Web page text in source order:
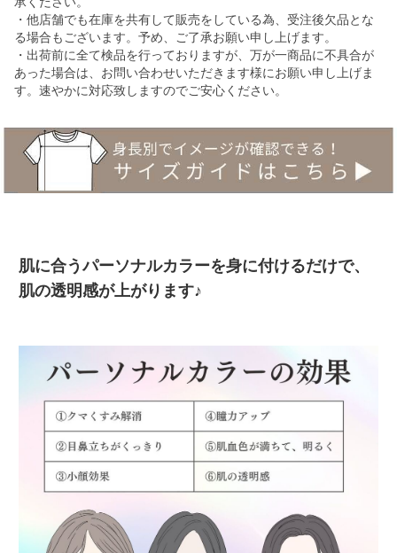
・他店舗でも在庫を共有して販売をしている為、受注後欠品とな
る場合もございます。予め、ご了承お願い申し上げます。
・出荷前に全て検品を行っておりますが、万が一商品に不具合が
あった場合は、お問い合わせいただきます様にお願い申し上げま
す。速やかに対応致しますのでご安心ください。
肌に合うパーソナルカラーを身に付けるだけで、
肌の透明感が上がります♪